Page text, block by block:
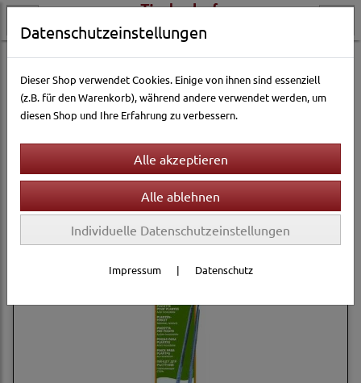
Aquarienwelt Aquarium Zubehör
Sortierung wählen
Filter
Datenschutzeinstellungen
Dieser Shop verwendet Cookies. Einige von ihnen sind essenziell
(z.B. für den Warenkorb), während andere verwendet werden, um
diesen Shop und Ihre Erfahrung zu verbessern.
Individuelle Datenschutzeinstellungen
Impressum | Datenschutz